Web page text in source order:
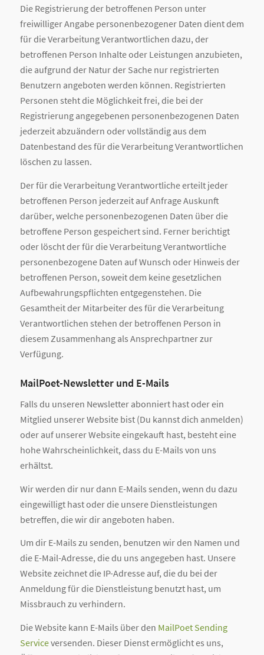
Die Registrierung der betroffenen Person unter
freiwilliger Angabe personenbezogener Daten dient dem
für die Verarbeitung Verantwortlichen dazu, der
betroffenen Person Inhalte oder Leistungen anzubieten,
die aufgrund der Natur der Sache nur registrierten
Benutzern angeboten werden können. Registrierten
Personen steht die Möglichkeit frei, die bei der
Registrierung angegebenen personenbezogenen Daten
jederzeit abzuändern oder vollständig aus dem
Datenbestand des für die Verarbeitung Verantwortlichen
löschen zu lassen.
Der für die Verarbeitung Verantwortliche erteilt jeder
betroffenen Person jederzeit auf Anfrage Auskunft
darüber, welche personenbezogenen Daten über die
betroffene Person gespeichert sind. Ferner berichtigt
oder löscht der für die Verarbeitung Verantwortliche
personenbezogene Daten auf Wunsch oder Hinweis der
betroffenen Person, soweit dem keine gesetzlichen
Aufbewahrungspflichten entgegenstehen. Die
Gesamtheit der Mitarbeiter des für die Verarbeitung
Verantwortlichen stehen der betroffenen Person in
diesem Zusammenhang als Ansprechpartner zur
Verfügung.
MailPoet-Newsletter und E-Mails
Falls du unseren Newsletter abonniert hast oder ein
Mitglied unserer Website bist (Du kannst dich anmelden)
oder auf unserer Website eingekauft hast, besteht eine
hohe Wahrscheinlichkeit, dass du E-Mails von uns
erhältst.
Wir werden dir nur dann E-Mails senden, wenn du dazu
eingewilligt hast oder die unsere Dienstleistungen
betreffen, die wir dir angeboten haben.
Um dir E-Mails zu senden, benutzen wir den Namen und
die E-Mail-Adresse, die du uns angegeben hast. Unsere
Website zeichnet die IP-Adresse auf, die du bei der
Anmeldung für die Dienstleistung benutzt hast, um
Missbrauch zu verhindern.
Die Website kann E-Mails über den MailPoet Sending
Serviceversenden. Dieser Dienst ermöglicht es uns,